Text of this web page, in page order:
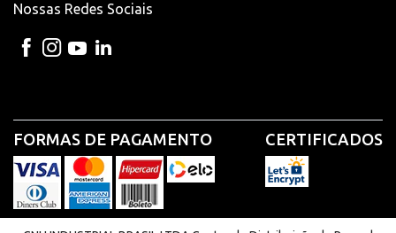
Nossas Redes Sociais
FORMAS DE PAGAMENTO CERTIFICADOS